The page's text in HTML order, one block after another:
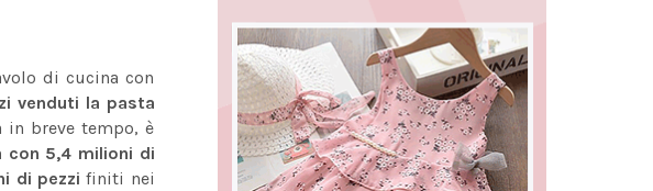
di cucina con
venduti la pasta
in breve tempo, è
con 5,4 milioni di
di pezzifiniti nei